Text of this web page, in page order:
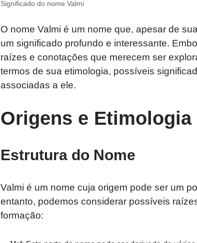
Significado do nome Valmi
O nome Valmi é um nome que, apesar de
um significado profundo e interessante.
raízes e conotações que merecem ser
termos de sua etimologia, possíveis
associadas a ele.
Origens e Etimologia
Estrutura do Nome
Valmi é um nome cuja origem pode ser um
entanto, podemos considerar possíveis
formação: